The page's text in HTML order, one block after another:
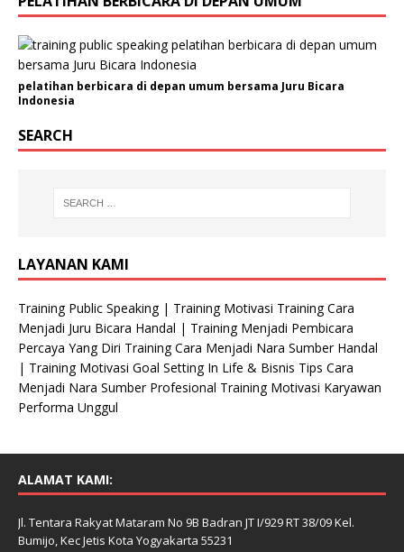
pelatihan berbicara di depan umum bersama Juru Bicara
Indonesia
SEARCH
LAYANAN KAMI
Training Public Speaking | Training Motivasi Training Cara
Menjadi Juru Bicara Handal | Training Menjadi Pembicara
Percaya Yang Diri Training Cara Menjadi Nara Sumber Handal
| Training Motivasi Goal Setting In Life & Bisnis Tips Cara
Menjadi Nara Sumber Profesional Training Motivasi Karyawan
Performa Unggul
ALAMAT KAMI:
Jl. Tentara Rakyat Mataram No 9B Badran JT I/929 RT 38/09 Kel.
Bumijo, Kec Jetis Kota Yogyakarta 55231